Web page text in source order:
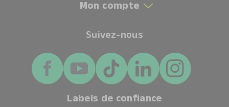
Mon compte
Suivez-nous
Labels de confiance